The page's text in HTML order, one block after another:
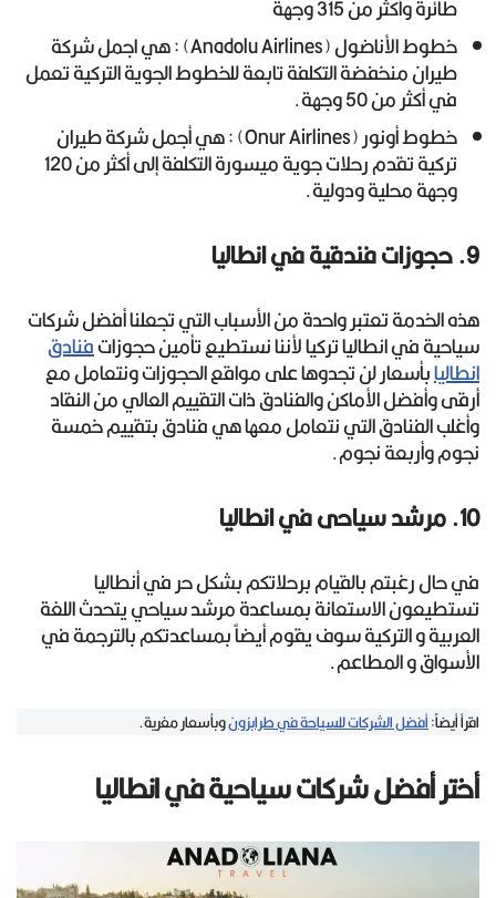
طائرة وأكثر من 315 وجهة
خطوط الأناضول (Anadolu Airlines) : هي اجمل شركة
طيران منخفضة التكلفة تابعة للخطوط الجوية التركية تعمل
في أكثر من 50 وجهة.
خطوط أونور (Onur Airlines) : هي أجمل شركة طيران
تركية تقدم رحلات جوية ميسورة التكلفة إلى أكثر من 120
وجهة محلية ودولية.
9. حجوزات فندقية في انطاليا
هذه الخدمة تعتبر واحدة من الأسباب التي تجعلنا أفضل شركات
سياحية في انطاليا تركيا لأننا نستطيع تأمين حجوزاتفنادق
انطاليابأسعار لن تجدوها على مواقع الحجوزات ونتعامل مع
أرقى وأفضل الأماكن والفنادق ذات التقييم العالي من النقاد
وأغلب الفنادق التي نتعامل معها هي فنادق بتقييم خمسة
نجوم وأربعة نجوم.
10. مرشد سياحى في انطاليا
في حال رغبتم بالقيام برحلاتكم بشكل حر في أنطاليا
تستطيعون الاستعانة بمساعدة مرشد سياحي يتحدث اللغة
العربية و التركية سوف يقوم أيضاً بمساعدتكم بالترجمة في
الأسواق و المطاعم.
اقرأ أيضاً:أفضل الشركات للسياحة في طرابزونوبأسعار مغرية.
أختر أفضل شركات سياحية في انطاليا